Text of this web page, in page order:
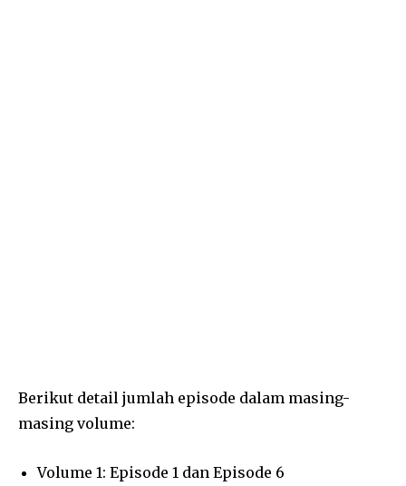
Berikut detail jumlah episode dalam masing-
masing volume:
Volume 1: Episode 1 dan Episode 6